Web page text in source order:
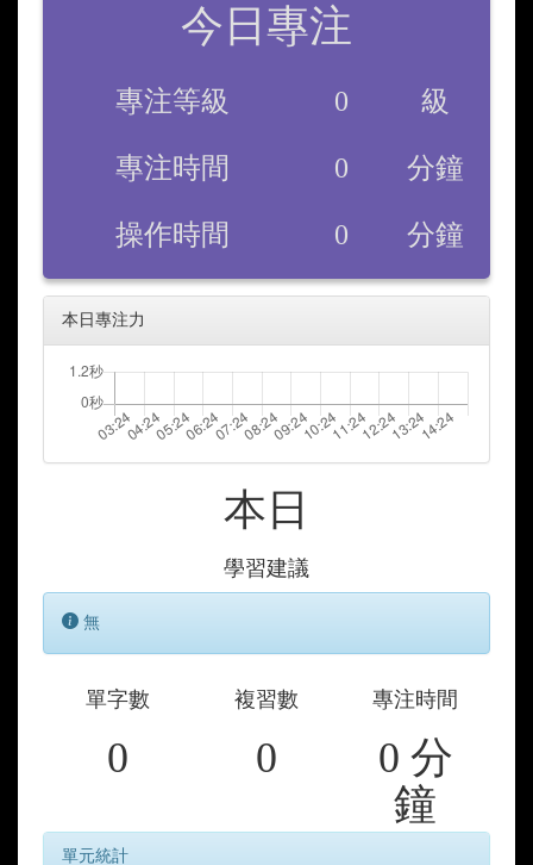
今日專注
專注等級 0 級
專注時間 0 分鐘
操作時間 0 分鐘
本日專注力
本日
學習建議
無
單字數
0
複習數
0
專注時間
0 分
鐘
單元統計